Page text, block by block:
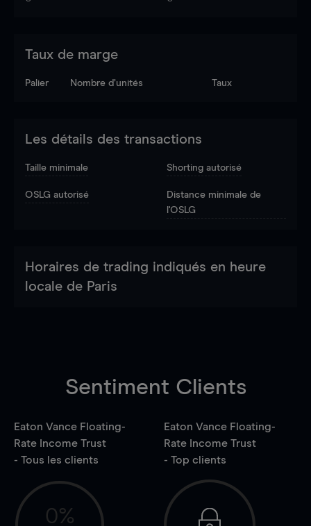
Taux de marge
Palier Nombre d’unités Taux
Les détails des transactions
Taille minimale Shorting autorisé
OSLG autorisé
Distance minimale de
l'OSLG
Horaires de trading indiqués en heure
locale de Paris
Sentiment Clients
Eaton Vance Floating-
Rate Income Trust
- Tous les clients
0%
Eaton Vance Floating-
Rate Income Trust
- Top clients